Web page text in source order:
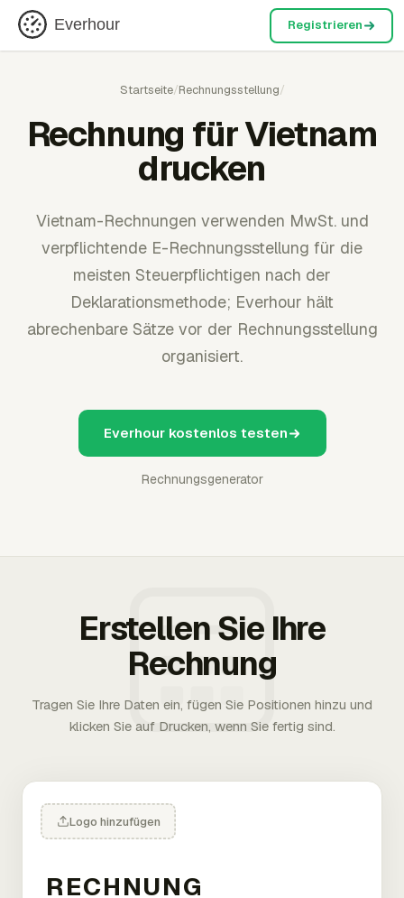
Everhour Registrieren
Startseite/Rechnungsstellung/
Rechnung für Vietnam
drucken
Vietnam-Rechnungen verwenden MwSt. und
verpflichtende E-Rechnungsstellung für die
meisten Steuerpflichtigen nach der
Deklarationsmethode; Everhour hält
abrechenbare Sätze vor der Rechnungsstellung
organisiert.
Everhour kostenlos testen
Rechnungsgenerator
Erstellen Sie Ihre
Rechnung
Tragen Sie Ihre Daten ein, fügen Sie Positionen hinzu und
klicken Sie auf Drucken, wenn Sie fertig sind.
Logo hinzufügen